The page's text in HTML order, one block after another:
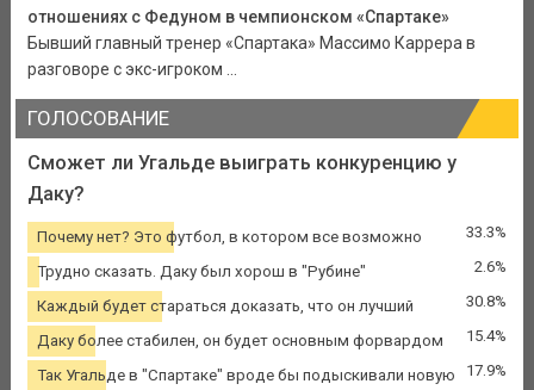
отношениях с Федуном в чемпионском «Спартаке»
Бывший главный тренер «Спартака» Массимо Каррера в
разговоре с экс-игроком ...
ГОЛОСОВАНИЕ
Сможет ли Угальде выиграть конкуренцию у
Даку?
Почему нет? Это футбол, в котором все возможно 33.3%
Трудно сказать. Даку был хорош в "Рубине" 2.6%
Каждый будет стараться доказать, что он лучший 30.8%
Даку более стабилен, он будет основным форвардом 15.4%
Так Угальде в "Спартаке" вроде бы подыскивали новую
17.9%